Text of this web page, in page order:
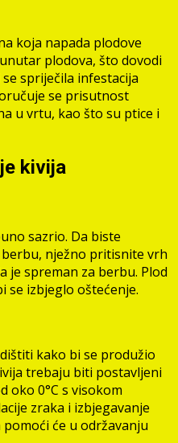
koja napada plodove
plodova, što dovodi
spriječila infestacija
se prisutnost
u vrtu, kao što su ptice i
kivija
sazrio. Da biste
nježno pritisnite vrh
je spreman za berbu. Plod
se izbjeglo oštećenje.
kako bi se produžio
trebaju biti postavljeni
oko 0°C s visokom
zraka i izbjegavanje
će u održavanju